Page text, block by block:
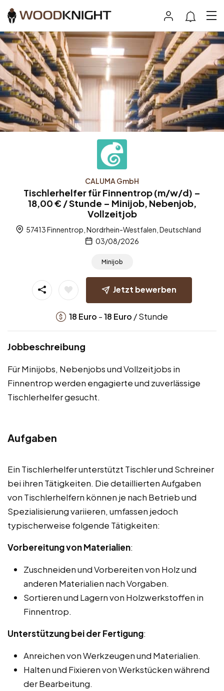
CALUMA GmbH
Tischlerhelfer für Finnentrop (m/w/d) –
18,00 € / Stunde – Minijob, Nebenjob,
Vollzeitjob
57413 Finnentrop, Nordrhein-Westfalen, Deutschland
03/08/2026
Minijob
Jetzt bewerben
18 Euro -18 Euro / Stunde
Jobbeschreibung
Für Minijobs, Nebenjobs und Vollzeitjobs in
Finnentrop werden engagierte und zuverlässige
Tischlerhelfer gesucht.
Aufgaben
Ein Tischlerhelfer unterstützt Tischler und Schreiner
bei ihren Tätigkeiten. Die detaillierten Aufgaben
von Tischlerhelfern können je nach Betrieb und
Spezialisierung variieren, umfassen jedoch
typischerweise folgende Tätigkeiten:
Vorbereitung von Materialien:
Zuschneiden und Vorbereiten von Holz und
anderen Materialien nach Vorgaben.
Sortieren und Lagern von Holzwerkstoffen in
Finnentrop.
Unterstützung bei der Fertigung:
Anreichen von Werkzeugen und Materialien.
Halten und Fixieren von Werkstücken während
der Bearbeitung.